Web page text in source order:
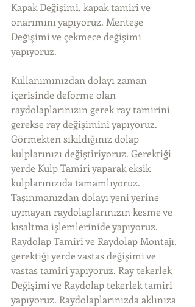
Kapak Değişimi, kapak tamiri ve
onarımını yapıyoruz. Menteşe
Değişimi ve çekmece değişimi
yapıyoruz.
Kullanımınızdan dolayı zaman
içerisinde deforme olan
raydolaplarınızın gerek ray tamirini
gerekse ray değişimini yapıyoruz.
Görmekten sıkıldığınız dolap
kulplarınızı değiştiriyoruz. Gerektiği
yerde Kulp Tamiri yaparak eksik
kulplarınızıda tamamlıyoruz.
Taşınmanızdan dolayı yeni yerine
uymayan raydolaplarınızın kesme ve
kısaltma işlemlerinide yapıyoruz.
Raydolap Tamiri ve Raydolap Montajı,
gerektiği yerde vastas değişimi ve
vastas tamiri yapıyoruz. Ray tekerlek
Değişimi ve Raydolap tekerlek tamiri
yapıyoruz. Raydolaplarınızda aklınıza